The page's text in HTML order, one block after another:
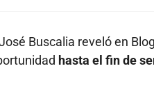
Buscalia reveló en
hasta el fin de